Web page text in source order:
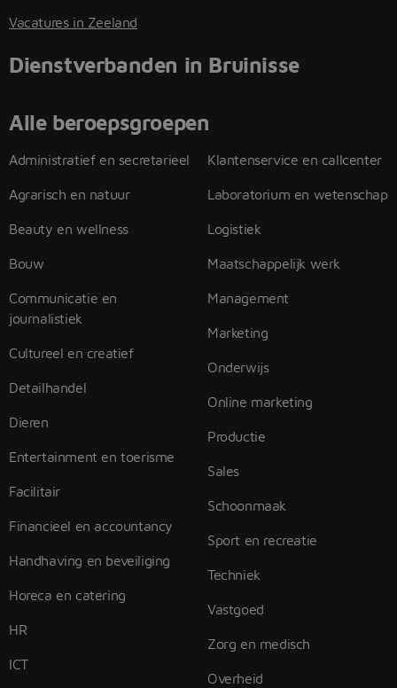
Vacatures in Zeeland
Dienstverbanden in Bruinisse
Alle beroepsgroepen
Administratief en secretarieel
Agrarisch en natuur
Beauty en wellness
Bouw
Communicatie en
journalistiek
Cultureel en creatief
Detailhandel
Dieren
Entertainment en toerisme
Facilitair
Financieel en accountancy
Handhaving en beveiliging
Horeca en catering
HR
ICT
Klantenservice en callcenter
Laboratorium en wetenschap
Logistiek
Maatschappelijk werk
Management
Marketing
Onderwijs
Online marketing
Productie
Sales
Schoonmaak
Sport en recreatie
Techniek
Vastgoed
Zorg en medisch
Overheid